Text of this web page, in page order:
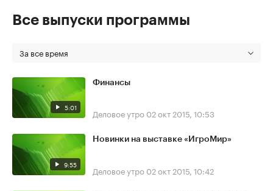
Все выпуски программы
За все время
5:01
Финансы
Деловое утро 02 окт 2015, 10:53
9:55
Новинки на выставке «ИгроМир»
Деловое утро 02 окт 2015, 10:42